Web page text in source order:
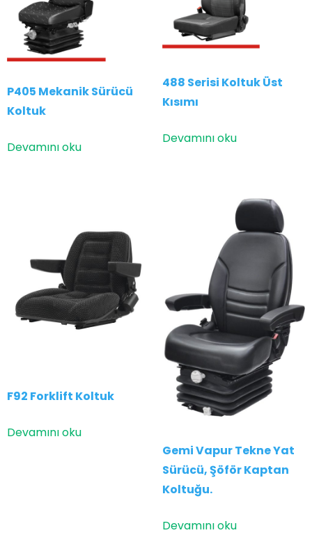
P405 Mekanik Sürücü
Koltuk
Devamını oku
488 Serisi Koltuk Üst
Kısımı
Devamını oku
F92 Forklift Koltuk
Devamını oku
Gemi Vapur Tekne Yat
Sürücü, Şöför Kaptan
Koltuğu.
Devamını oku